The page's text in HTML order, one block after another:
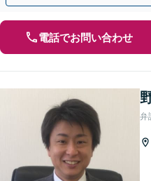
電話でお問い合わせ
弁